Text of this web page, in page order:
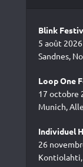
Blink
5 août
Sandnes,
Loop One
17 octobre
Munich,
Individuel
26